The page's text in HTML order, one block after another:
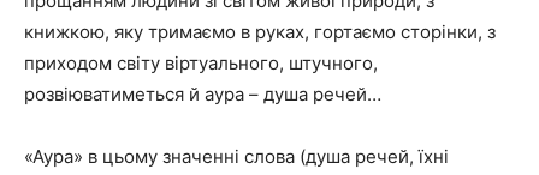
книжкою, яку тримаємо в руках, гортаємо сторінки, з
приходом світу віртуального, штучного,
розвіюватиметься й аура – душа речей…
«Аура» в цьому значенні слова (душа речей, їхні